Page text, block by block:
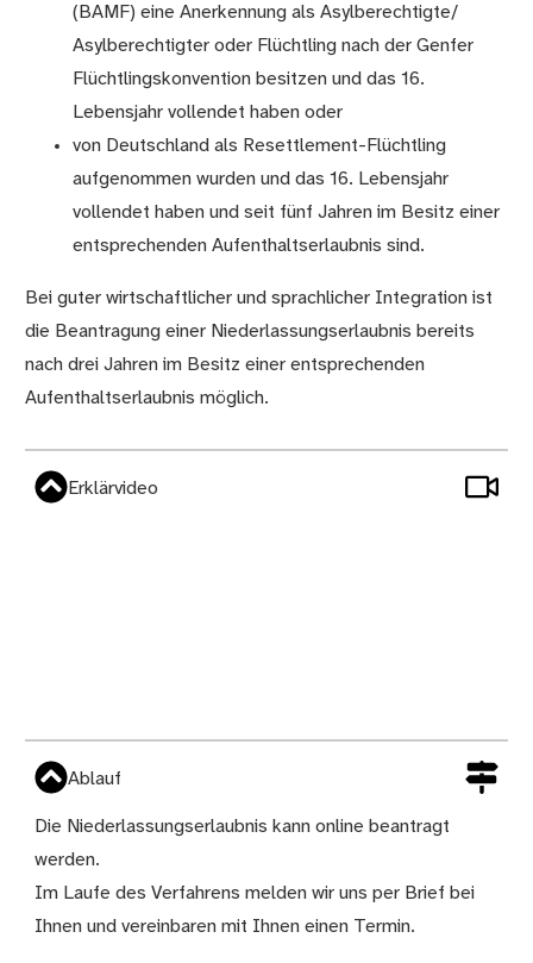
(BAMF) eine Anerkennung als Asylberechtigte/
Asylberechtigter oder Flüchtling nach der Genfer
Flüchtlingskonvention besitzen und das 16.
Lebensjahr vollendet haben oder
von Deutschland als Resettlement-Flüchtling
aufgenommen wurden und das 16. Lebensjahr
vollendet haben und seit fünf Jahren im Besitz einer
entsprechenden Aufenthaltserlaubnis sind.
Bei guter wirtschaftlicher und sprachlicher Integration ist
die Beantragung einer Niederlassungserlaubnis bereits
nach drei Jahren im Besitz einer entsprechenden
Aufenthaltserlaubnis möglich.
Erklärvideo
Ablauf
Die Niederlassungserlaubnis kann online beantragt
werden.
Im Laufe des Verfahrens melden wir uns per Brief bei
Ihnen und vereinbaren mit Ihnen einen Termin.